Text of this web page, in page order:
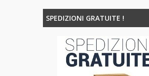
SPEDIZIONI GRATUITE !